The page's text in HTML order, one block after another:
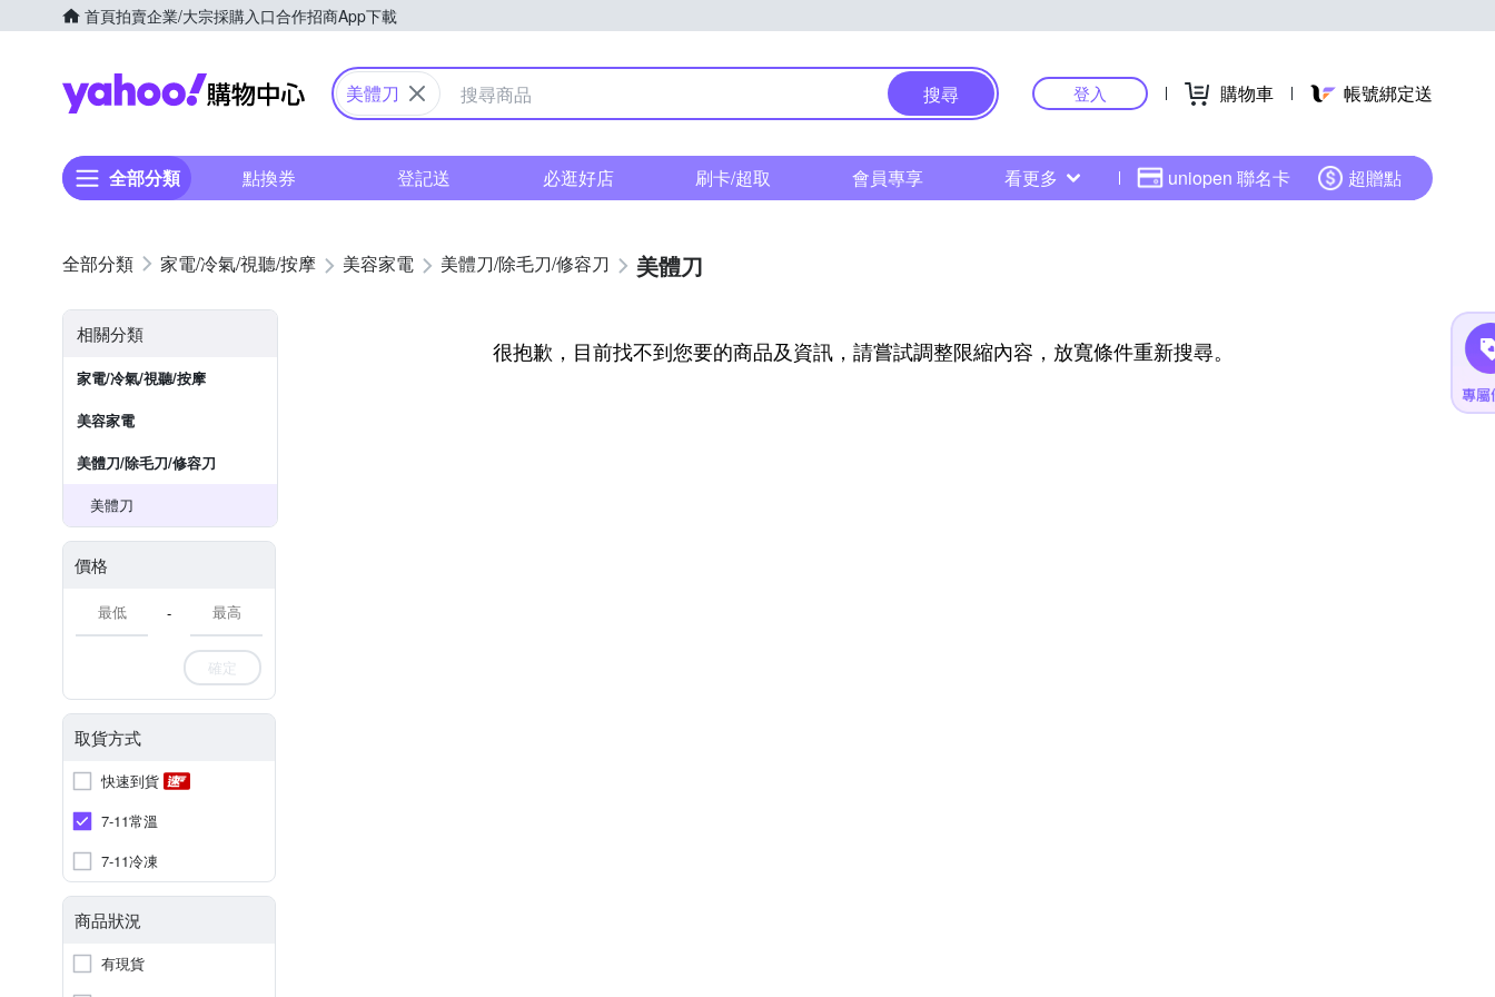
首頁拍賣企業/大宗採購入口合作招商App下載
Yahoo購物中心
美體刀 搜尋 登入 購物車 帳號綁定送
全部分類 點換券 登記送 必逛好店 刷卡/超取 會員專享 看更多 uniopen 聯名卡 超贈點
家電/冷氣/視聽/按摩 美容家電 美體刀/除毛刀/修容刀 美體刀
相關分類
家電/冷氣/視聽/按摩
美容家電
美體刀/除毛刀/修容刀
美體刀
價格
-
確定
取貨方式
快速到貨
7-11常溫
7-11冷凍
商品狀況
有現貨
很抱歉，目前找不到您要的商品及資訊，請嘗試調整限縮內容，放寬條件重新搜尋。